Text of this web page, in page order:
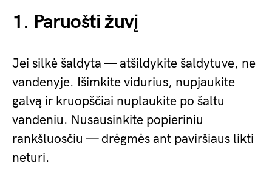
1. Paruošti žuvį
Jei silkė šaldyta — atšildykite šaldytuve, ne
vandenyje. Išimkite vidurius, nupjaukite
galvą ir kruopščiai nuplaukite po šaltu
vandeniu. Nusausinkite popieriniu
rankšluosčiu — drėgmės ant paviršiaus likti
neturi.